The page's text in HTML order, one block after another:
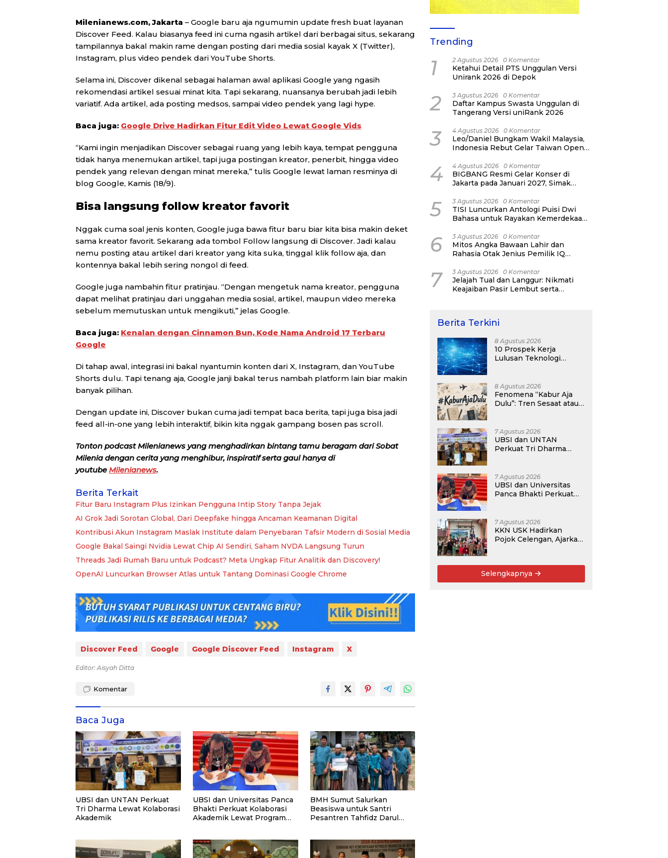
Milenianews.com, Jakarta – Google baru aja ngumumin update fresh buat layanan
Discover Feed. Kalau biasanya feed ini cuma ngasih artikel dari berbagai situs, sekarang
tampilannya bakal makin rame dengan posting dari media sosial kayak X (Twitter),
Instagram, plus video pendek dari YouTube Shorts.
Selama ini, Discover dikenal sebagai halaman awal aplikasi Google yang ngasih
rekomendasi artikel sesuai minat kita. Tapi sekarang, nuansanya berubah jadi lebih
variatif. Ada artikel, ada posting medsos, sampai video pendek yang lagi hype.
Baca juga: Google Drive Hadirkan Fitur Edit Video Lewat Google Vids
“Kami ingin menjadikan Discover sebagai ruang yang lebih kaya, tempat pengguna
tidak hanya menemukan artikel, tapi juga postingan kreator, penerbit, hingga video
pendek yang relevan dengan minat mereka,” tulis Google lewat laman resminya di
blog Google, Kamis (18/9).
Bisa langsung follow kreator favorit
Nggak cuma soal jenis konten, Google juga bawa fitur baru biar kita bisa makin deket
sama kreator favorit. Sekarang ada tombol Follow langsung di Discover. Jadi kalau
nemu posting atau artikel dari kreator yang kita suka, tinggal klik follow aja, dan
kontennya bakal lebih sering nongol di feed.
Google juga nambahin fitur pratinjau. “Dengan mengetuk nama kreator, pengguna
dapat melihat pratinjau dari unggahan media sosial, artikel, maupun video mereka
sebelum memutuskan untuk mengikuti,” jelas Google.
Baca juga: Kenalan dengan Cinnamon Bun, Kode Nama Android 17 Terbaru
Google
Di tahap awal, integrasi ini bakal nyantumin konten dari X, Instagram, dan YouTube
Shorts dulu. Tapi tenang aja, Google janji bakal terus nambah platform lain biar makin
banyak pilihan.
Dengan update ini, Discover bukan cuma jadi tempat baca berita, tapi juga bisa jadi
feed all-in-one yang lebih interaktif, bikin kita nggak gampang bosen pas scroll.
Tonton podcast Milenianews yang menghadirkan bintang tamu beragam dari Sobat
Milenia dengan cerita yang menghibur, inspiratif serta gaul hanya di
youtubeMilenianews.
Berita Terkait
Fitur Baru Instagram Plus Izinkan Pengguna Intip Story Tanpa Jejak
AI Grok Jadi Sorotan Global, Dari Deepfake hingga Ancaman Keamanan Digital
Kontribusi Akun Instagram Maslak Institute dalam Penyebaran Tafsir Modern di Sosial Media
Google Bakal Saingi Nvidia Lewat Chip AI Sendiri, Saham NVDA Langsung Turun
Threads Jadi Rumah Baru untuk Podcast? Meta Ungkap Fitur Analitik dan Discovery!
OpenAI Luncurkan Browser Atlas untuk Tantang Dominasi Google Chrome
Discover Feed Google Google Discover Feed Instagram X
Editor: Aisyah Ditta
Komentar
Baca Juga
UBSI dan UNTAN Perkuat
Tri Dharma Lewat Kolaborasi
Akademik
UBSI dan Universitas Panca
Bhakti Perkuat Kolaborasi
Akademik Lewat Program
BMH Sumut Salurkan
Beasiswa untuk Santri
Pesantren Tahfidz Darul
Trending
1 2 Agustus 2026 0 Komentar
Ketahui Detail PTS Unggulan Versi
Unirank 2026 di Depok
2 3 Agustus 2026 0 Komentar
Daftar Kampus Swasta Unggulan di
Tangerang Versi uniRank 2026
3 4 Agustus 2026 0 Komentar
Leo/Daniel Bungkam Wakil Malaysia,
Indonesia Rebut Gelar Taiwan Open
4 4 Agustus 2026 0 Komentar
BIGBANG Resmi Gelar Konser di
Jakarta pada Januari 2027, Simak
5 3 Agustus 2026 0 Komentar
TISI Luncurkan Antologi Puisi Dwi
Bahasa untuk Rayakan Kemerdekaan
6 3 Agustus 2026 0 Komentar
Mitos Angka Bawaan Lahir dan
Rahasia Otak Jenius Pemilik IQ
7 3 Agustus 2026 0 Komentar
Jelajah Tual dan Langgur: Nikmati
Keajaiban Pasir Lembut serta
Berita Terkini
8 Agustus 2026
10 Prospek Kerja
Lulusan Teknologi
Kompetitif di Era Digital
8 Agustus 2026
Fenomena “Kabur Aja
Dulu”: Tren Sesaat atau
Depan?
7 Agustus 2026
UBSI dan UNTAN
Perkuat Tri Dharma
7 Agustus 2026
UBSI dan Universitas
Panca Bhakti Perkuat
7 Agustus 2026
KKN USK Hadirkan
Pojok Celengan, Ajarkan
Selengkapnya